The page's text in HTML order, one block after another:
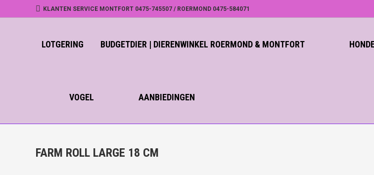
KLANTEN SERVICE MONTFORT 0475-745507 / ROERMOND 0475-584071
LOTGERING BUDGETDIER | DIERENWINKEL ROERMOND & MONTFORT
VOGEL AANBIEDINGEN
FARM ROLL LARGE 18 CM